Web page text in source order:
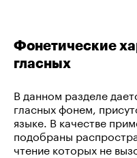
Фонетические
гласных
В данном разделе
гласных фонем,
языке. В качестве
подобраны
чтение которых не